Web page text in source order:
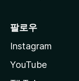
팔로우
Instagram
YouTube